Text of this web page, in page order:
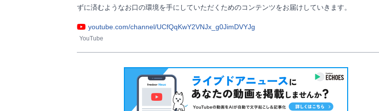
ずに済むようなお口の環境を手にしていただくためのコンテンツをお届けしていきます。
youtube.com/channel/UCfQqKwY2VNJx_g0JimDVYJg
YouTube